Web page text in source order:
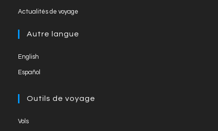
Actualités de voyage
Autre langue
English
Español
Outils de voyage
Vols